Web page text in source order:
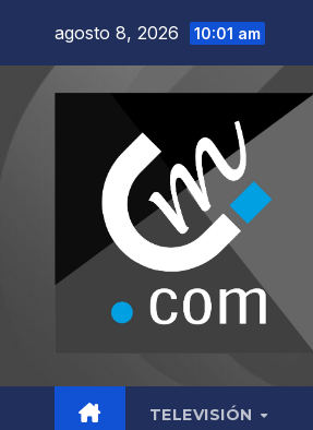
contenido
agosto 8, 2026 10:01 am
TELEVISIÓN